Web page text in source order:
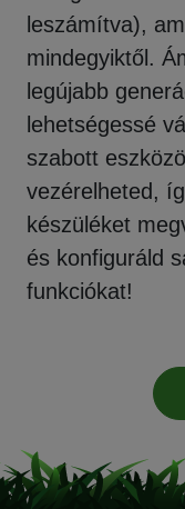
leszámítva),
mindegyiktől.
legújabb
lehetségessé
szabott
vezérelheted,
készüléket
és konfiguráld
funkciókat!